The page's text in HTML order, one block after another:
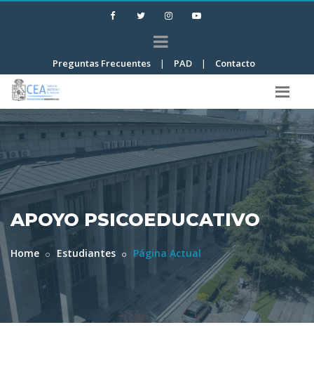
Preguntas Frecuentes | PAD | Contacto
APOYO PSICOEDUCATIVO
Home Estudiantes Página Actual